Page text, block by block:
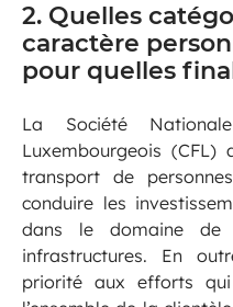
2. Quelles
caractère
pour quelles
La Société
Luxembourgeois (CFL)
transport de
conduire les
dans le domaine de
infrastructures. En
priorité aux efforts